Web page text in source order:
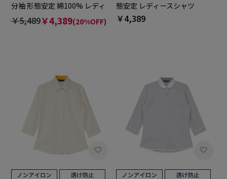
分袖 形態安定 綿100% レディ
ースシャツ
￥5,489￥4,389(20%OFF)
態安定 レディースシャツ
￥4,389